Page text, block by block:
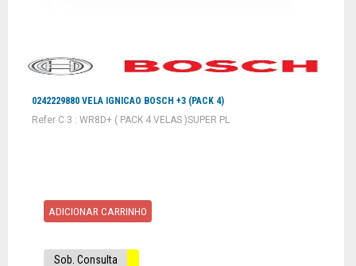
0242229880 VELA IGNICAO BOSCH +3 (PACK 4)
Refer C 3 : WR8D+ ( PACK 4 VELAS )SUPER PL
ADICIONAR CARRINHO
Sob. Consulta